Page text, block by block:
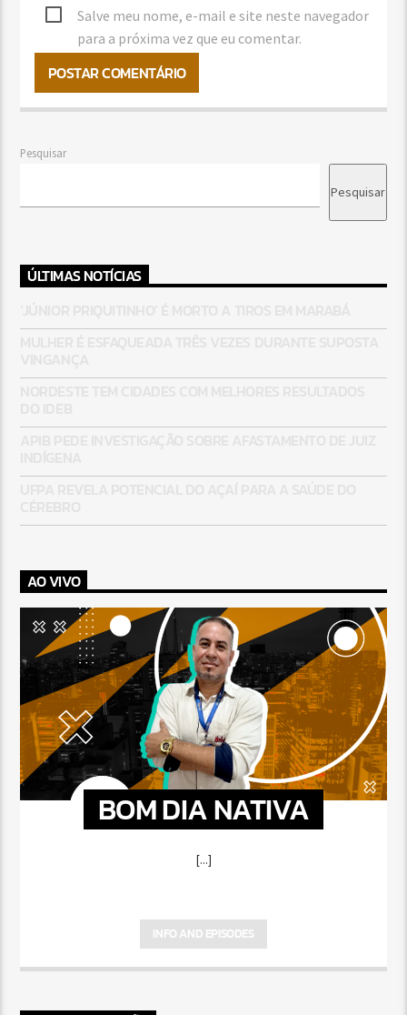
Salve meu nome, e-mail e site neste navegador
para a próxima vez que eu comentar.
Pesquisar
Pesquisar
ÚLTIMAS NOTÍCIAS
AO VIVO
BOM DIA NATIVA
[...]
INFO AND EPISODES